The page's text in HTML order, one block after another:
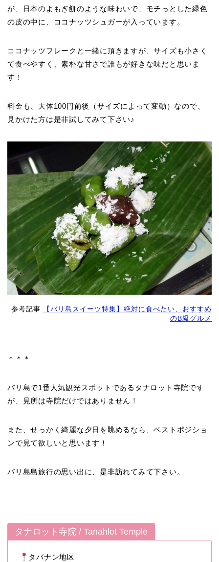
が、日本のよもぎ餅のような味わいで、モチっとした緑色
の皮の中に、ココナッツシュガーが入っています。
ココナッツフレークと一緒に頂きますが、サイズも小さく
て食べやすく、素朴な甘さで誰もが好きな味だと思いま
す！
料金も、大体100円前後（サイズによって変動）なので、
見かけた方は是非試してみて下さい♪
参考記事
【バリ島スイーツ特集】絶対に食べたい、おすすめ
のB級グルメ
＊＊＊
バリ島で1番人気観光スポットであるタナロット寺院です
が、見所は寺院だけではありません！
また、せっかく綺麗な夕日を眺めるなら、ベストポジショ
ンで見て欲しいと思います！
バリ島島旅行の思い出に、是非訪れてみて下さい。
タナロット寺院 / Tanahlot Temple
タバナン地区